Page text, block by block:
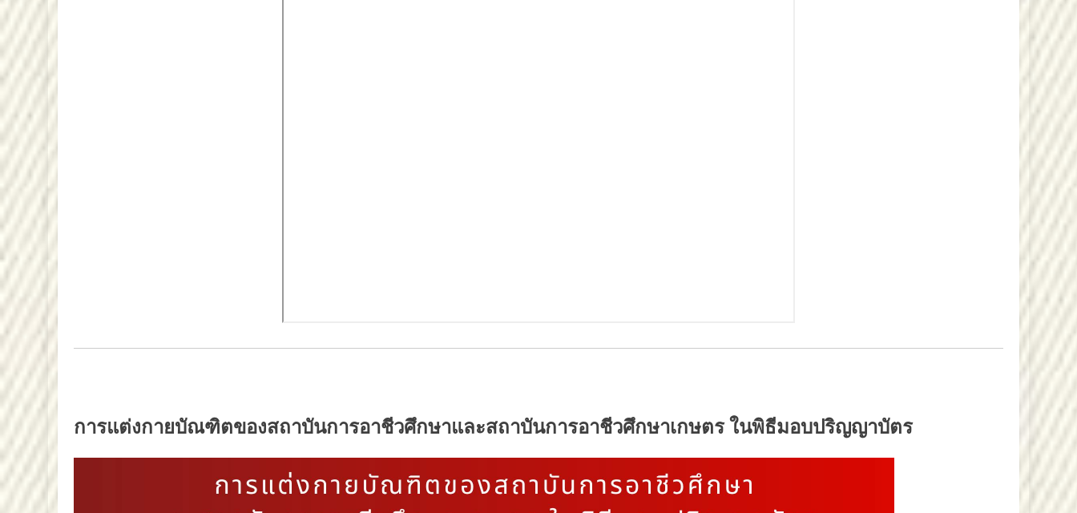
การแต่งกายบัณฑิตของสถาบันการอาชีวศึกษาและสถาบันการอาชีวศึกษาเกษตร ในพิธีมอบปริญญาบัตร